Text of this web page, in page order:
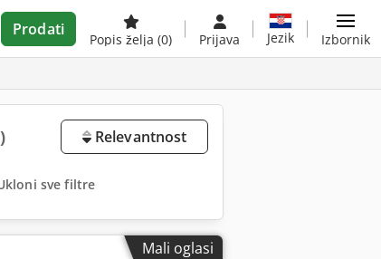
Prodati
Popis želja (0) Prijava Jezik Izbornik
Relevantnost
sve filtre
Mali oglasi